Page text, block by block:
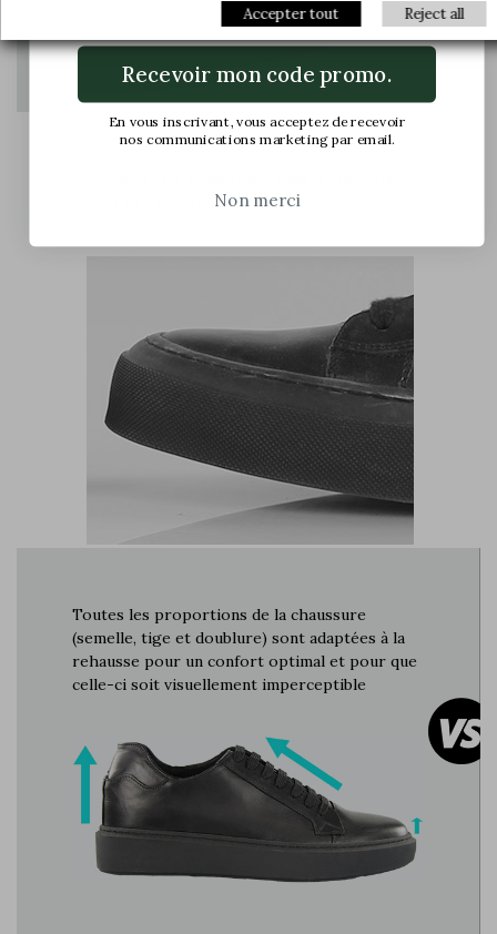
causer des douleurs
Toutes les proportions de la chaussure
(semelle, tige et doublure) sont adaptées à la
rehausse pour un confort optimal et pour que
celle-ci soit visuellement imperceptible
Accepter tout Reject all
Recevoir mon code promo.
En vous inscrivant, vous acceptez de recevoir
nos communications marketing par email.
Non merci